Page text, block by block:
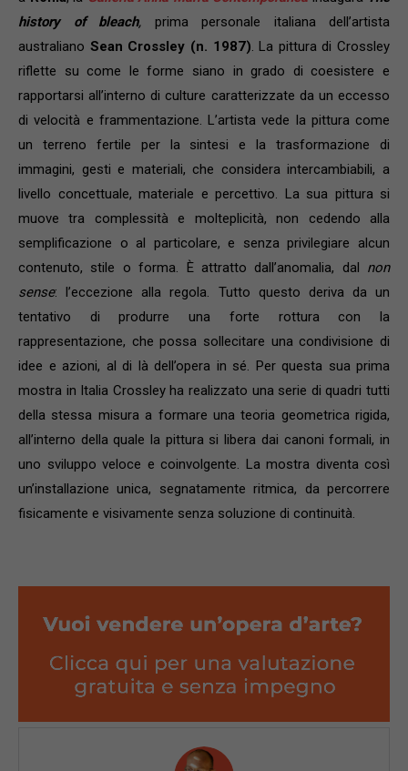
history of bleach, prima
personale italiana dell’artista
australiano Sean Crossley (n. 1987). La pittura di Crossley
riflette su come le forme siano in grado di coesistere e
rapportarsi all’interno di culture caratterizzate da un eccesso
di velocità e frammentazione. L’artista vede la pittura come
un terreno fertile per la sintesi e la trasformazione di
immagini, gesti e materiali, che considera intercambiabili, a
livello concettuale, materiale e percettivo. La sua pittura si
muove tra complessità e molteplicità, non cedendo alla
semplificazione o al particolare, e senza privilegiare alcun
contenuto, stile o forma. È attratto dall’anomalia, dal non
sense: l’eccezione alla regola. Tutto questo deriva da un
tentativo di produrre una forte rottura con la
rappresentazione, che possa sollecitare una condivisione di
idee e azioni, al di là dell’opera in sé. Per questa sua prima
mostra in Italia Crossley ha realizzato una serie di quadri tutti
della stessa misura a formare una teoria geometrica rigida,
all’interno della quale la pittura si libera dai canoni formali, in
uno sviluppo veloce e coinvolgente. La mostra diventa così
un’installazione unica, segnatamente ritmica, da percorrere
fisicamente e visivamente senza soluzione di continuità.